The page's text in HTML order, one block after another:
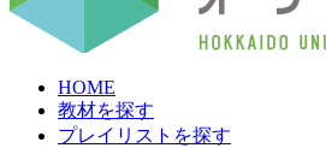
HOME
教材を探す
プレイリストを探す